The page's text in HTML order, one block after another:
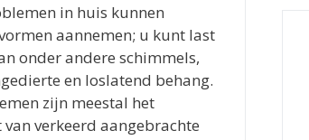
in huis kunnen
aannemen; u kunt last
onder andere schimmels,
en loslatend behang.
zijn meestal het
verkeerd aangebrachte